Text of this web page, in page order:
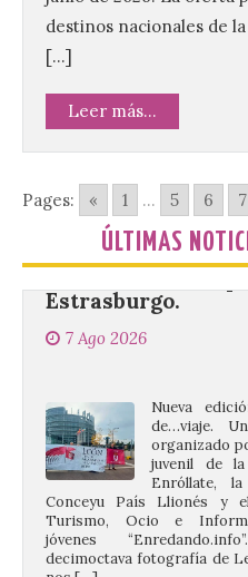
destinos nacionales de
[…]
Leer más...
Pages: « 1 ... 5 6 7
ÚLTIMAS
cultura y un
Ayuntamiento de
[…]
La decimoctava
desde la sede del
Parlamento
Estrasburgo.
7 Ago 2026
juvenil de la
Enróllate,
Conceyu País Llionés y
Turismo, Ocio e
jóvenes
decimoctava fotografía de
nos […]